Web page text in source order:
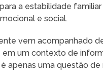
a estabilidade familiar
e social.
vem acompanhado
em um contexto de
apenas uma questão de